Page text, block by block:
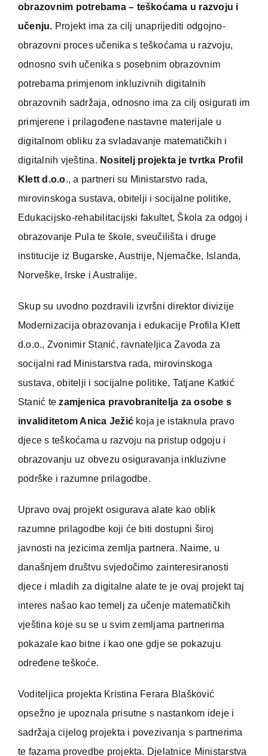
obrazovnim potrebama – teškoćama u razvoju i
učenju. Projekt ima za cilj unaprijediti odgojno-
obrazovni proces učenika s teškoćama u razvoju,
odnosno svih učenika s posebnim obrazovnim
potrebama primjenom inkluzivnih digitalnih
obrazovnih sadržaja, odnosno ima za cilj osigurati im
primjerene i prilagođene nastavne materijale u
digitalnom obliku za svladavanje matematičkih i
digitalnih vještina. Nositelj projekta je tvrtka Profil
Klett d.o.o., a partneri su Ministarstvo rada,
mirovinskoga sustava, obitelji i socijalne politike,
Edukacijsko-rehabilitacijski fakultet, Škola za odgoj i
obrazovanje Pula te škole, sveučilišta i druge
institucije iz Bugarske, Austrije, Njemačke, Islanda,
Norveške, Irske i Australije.
Skup su uvodno pozdravili izvršni direktor divizije
Modernizacija obrazovanja i edukacije Profila Klett
d.o.o., Zvonimir Stanić, ravnateljica Zavoda za
socijalni rad Ministarstva rada, mirovinskoga
sustava, obitelji i socijalne politike, Tatjane Katkić
Stanić tezamjenica pravobranitelja za osobe s
invaliditetom Anica Ježić koja je istaknula pravo
djece s teškoćama u razvoju na pristup odgoju i
obrazovanju uz obvezu osiguravanja inkluzivne
podrške i razumne prilagodbe.
Upravo ovaj projekt osigurava alate kao oblik
razumne prilagodbe koji će biti dostupni široj
javnosti na jezicima zemlja partnera. Naime, u
današnjem društvu svjedočimo zainteresiranosti
djece i mladih za digitalne alate te je ovaj projekt taj
interes našao kao temelj za učenje matematičkih
vještina koje su se u svim zemljama partnerima
pokazale kao bitne i kao one gdje se pokazuju
određene teškoće.
Voditeljica projekta Kristina Ferara Blašković
opsežno je upoznala prisutne s nastankom ideje i
sadržaja cijelog projekta i povezivanja s partnerima
te fazama provedbe projekta. Djelatnice Ministarstva